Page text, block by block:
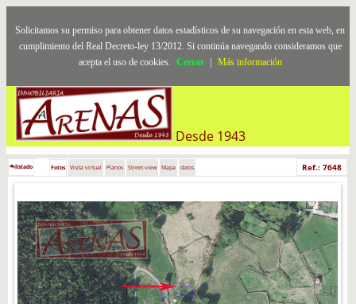
Solicitamos su permiso para obtener datos estadísticos de su navegación en esta web, en
cumplimiento del Real Decreto-ley 13/2012. Si continúa navegando consideramos que
acepta el uso de cookies. Cerrar Más información
Desde 1943
listado Fotos Visita virtual Planos Street view Mapa datos Ref.: 7648